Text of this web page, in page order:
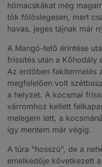
hómacskákat még
tök fölöslegesen, mert
havas, jeges tájnak már
A Mangó-tető érintése
frissítés után a Kőhodály
Az erdőben fakitermelés
megfelelően volt
a helyzet. A kocsmai
várromhoz kellett
melegem lett, a
így mentem már végig.
A túra "hosszú", de a
emelkedője következett